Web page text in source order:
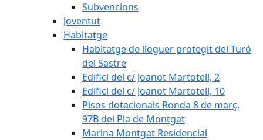
Subvencions
Joventut
Habitatge
Habitatge de lloguer protegit del Turó
del Sastre
Edifici del c/ Joanot Martotell, 2
Edifici del c/ Joanot Martotell, 10
Pisos dotacionals Ronda 8 de març,
97B del Pla de Montgat
Marina Montgat Residencial